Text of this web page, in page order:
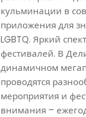
кульминации в
приложения для
LGBTQ. Яркий
фестивалей. В
динамичном
проводятся
мероприятия и
внимания –